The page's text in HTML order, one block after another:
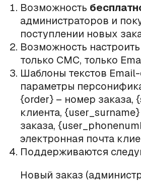
Возможность
администраторов и
поступлении новых
Возможность
только СМС, только
Шаблоны текстов
параметры
{order} – номер заказа,
клиента,
заказа,
электронная почта
Поддерживаются
Новый заказ